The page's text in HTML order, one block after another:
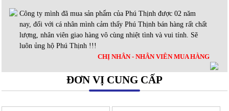
Công ty mình đã mua sản phẩm của Phú Thịnh được 02 năm
nay, đối với cá nhân mình cảm thấy Phú Thịnh bán hàng rất chất
lượng, nhân viên giao hàng vô cùng nhiệt tình và vui tính. Sẽ
luôn ủng hộ Phú Thịnh !!!
CHỊ NHÂN - NHÂN VIÊN MUA HÀNG
ĐƠN VỊ CUNG CẤP